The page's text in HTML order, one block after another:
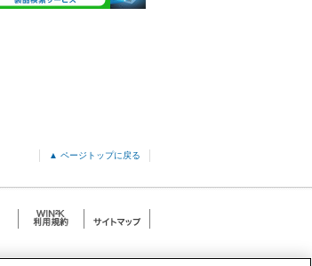
▲ ページトップに戻る